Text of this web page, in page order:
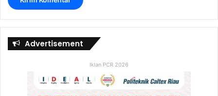
Advertisement
Iklan PCR 2026